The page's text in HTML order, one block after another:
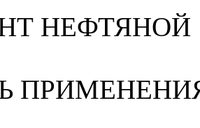
НЕФТЯНОЙ